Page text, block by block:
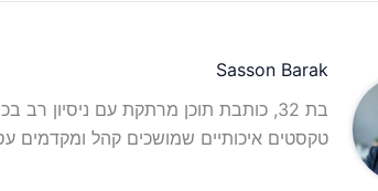
Sasson Barak
בת 32, כותבת תוכן מרתקת עם ניסיון
טקסטים איכותיים שמושכים קהל ומקדמים